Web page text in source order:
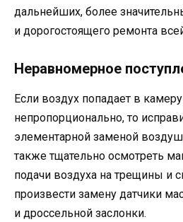
дальнейших, более
и дорогостоящего ремонта
Неравномерное
Если воздух попадает в
непропорционально, то
элементарной заменой
также тщательно осмотреть
подачи воздуха на трещины и
произвести замену датчики
и дроссельной заслонки.